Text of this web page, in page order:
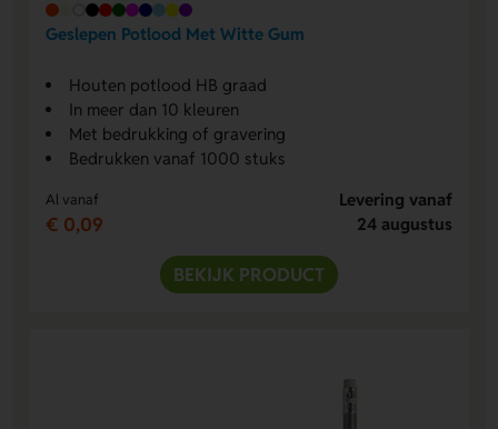
Geslepen Potlood Met Witte Gum
Houten potlood HB graad
In meer dan 10 kleuren
Met bedrukking of gravering
Bedrukken vanaf 1000 stuks
Al vanaf
€ 0,09
Levering vanaf
24 augustus
BEKIJK PRODUCT